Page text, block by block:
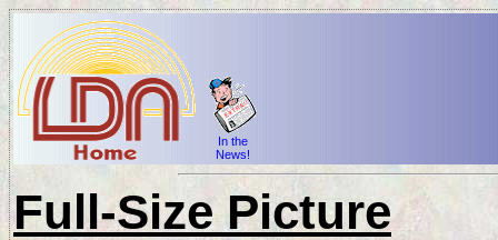
In the
News!
Full-Size Picture